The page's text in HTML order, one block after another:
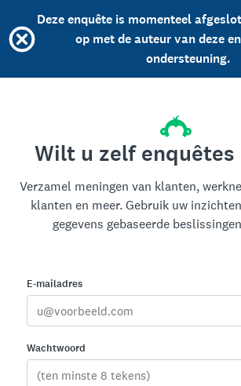
Deze enquête is momenteel
op met de auteur van deze
ondersteuning.
Wilt u zelf enquêtes
Verzamel meningen van klanten,
klanten en meer. Gebruik uw
gegevens gebaseerde
E-mailadres
Wachtwoord